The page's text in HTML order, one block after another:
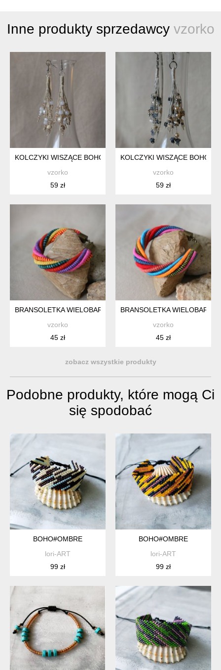
Inne produkty sprzedawcy vzorko
KOLCZYKI WISZĄCE BOHO
vzorko
59 zł
KOLCZYKI WISZĄCE BOHO
vzorko
59 zł
BRANSOLETKA WIELOBARWNA
vzorko
45 zł
BRANSOLETKA
vzorko
45 zł
zobacz wszystkie produkty
Podobne produkty, które mogą Ci
się spodobać
BOHO#OMBRE
lori-ART
99 zł
BOHO#OMBRE
lori-ART
99 zł